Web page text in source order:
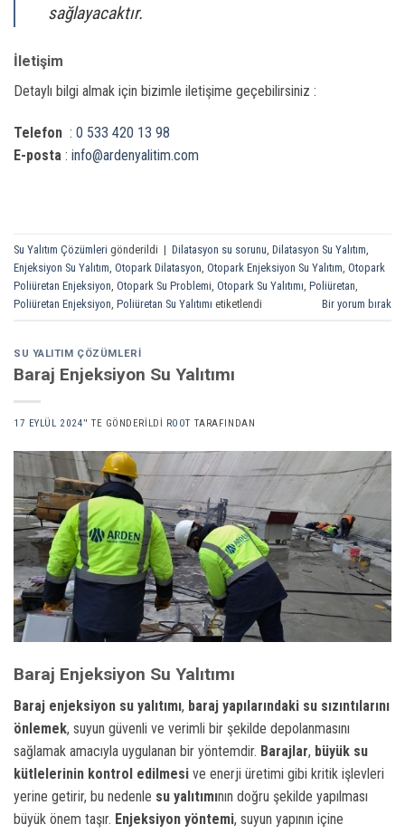
sağlayacaktır.
İletişim
Detaylı bilgi almak için bizimle iletişime geçebilirsiniz :
Telefon : 0 533 420 13 98
E-posta : info@ardenyalitim.com
Su Yalıtım Çözümleri gönderildi | Dilatasyon su sorunu Dilatasyon Su Yalıtım
Enjeksiyon Su Yalıtım Otopark Dilatasyon Otopark Enjeksiyon Su Yalıtım Otopark
Poliüretan Enjeksiyon Otopark Su Problemi Otopark Su Yalıtımı Poliüretan
Poliüretan Enjeksiyon Poliüretan Su Yalıtımı etiketlendi Bir yorum bırak
SU YALITIM ÇÖZÜMLERI
Baraj Enjeksiyon Su Yalıtımı
17 EYLÜL 2024’' TE GÖNDERILDI ROOT TARAFINDAN
Baraj Enjeksiyon Su Yalıtımı
Baraj enjeksiyon su yalıtımı, baraj yapılarındaki su sızıntılarını
önlemek, suyun güvenli ve verimli bir şekilde depolanmasını
sağlamak amacıyla uygulanan bir yöntemdir. Barajlar, büyük su
kütlelerinin kontrol edilmesi ve enerji üretimi gibi kritik işlevleri
yerine getirir, bu nedenle su yalıtımının doğru şekilde yapılması
büyük önem taşır. Enjeksiyon yöntemi, suyun yapının içine